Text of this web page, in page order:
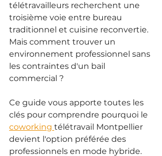
télétravailleurs recherchent une
troisième voie entre bureau
traditionnel et cuisine reconvertie.
Mais comment trouver un
environnement professionnel sans
les contraintes d'un bail
commercial ?
Ce guide vous apporte toutes les
clés pour comprendre pourquoi le
coworking télétravail Montpellier
devient l'option préférée des
professionnels en mode hybride.